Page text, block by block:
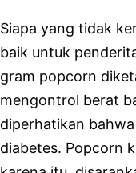
Siapa yang tidak
baik untuk
gram popcorn
mengontrol berat
diperhatikan
diabetes. Popcorn